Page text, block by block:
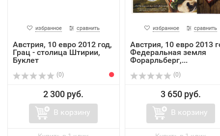
избранное сравнить
Австрия, 10 евро 2012 год,
Грац - столица Штирии,
Буклет
(0)
2 300 руб.
В корзину
избранное сравнить
Австрия, 10 евро 2013
Федеральная земля
Форарльберг,...
(0)
3 650 руб.
В корзину